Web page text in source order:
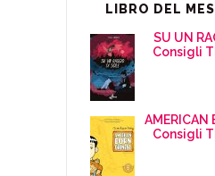
LIBRO DEL
SU UN
Consigli
AMERICAN
Consigli